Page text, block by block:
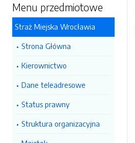
Menu przedmiotowe
Straż Miejska Wrocławia
Strona Główna
Kierownictwo
Dane teleadresowe
Status prawny
Struktura organizacyjna